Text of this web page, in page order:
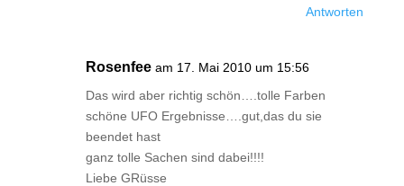
Antworten
Rosenfee am 17. Mai 2010 um 15:56
Das wird aber richtig schön….tolle Farben
schöne UFO Ergebnisse….gut,das du sie
beendet hast
ganz tolle Sachen sind dabei!!!!
Liebe GRüsse